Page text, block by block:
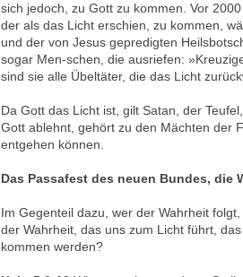
sich jedoch, zu Gott zu kommen. Vor
der als das Licht erschien, zu kommen,
und der von Jesus gepredigten
sogar Men-schen, die ausriefen:
sind sie alle Übeltäter, die das Licht
Da Gott das Licht ist, gilt Satan, der
Gott ablehnt, gehört zu den Mächten der
entgehen können.
Das Passafest des neuen Bundes, die
Im Gegenteil dazu, wer der Wahrheit
der Wahrheit, das uns zum Licht führt,
kommen werden?